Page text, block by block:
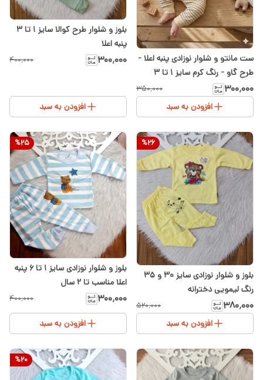
ست مانتو و شلوار نوزادی پنبه اعلا -
طرح گاو - رنگ کرم سایز ۱ تا ۳
۳۰۰٬۰۰۰ ۳۵۰٬۰۰۰
افزودن به سبد
بلوز و شلوار طرح کوالا سایز ۱ تا ۳
پنبه اعلا
۳۰۰٬۰۰۰ ۴۰۰٬۰۰۰
افزودن به سبد
%26
بلوز و شلوار نوزادی سایز ۳۰ و ۳۵
رنگ لیمویی دخترانه
۳۸۰٬۰۰۰ ۵۲۰٬۰۰۰
افزودن به سبد
%25
بلوز و شلوار نوزادی سایز ۱ تا ۶ پنبه
اعلا مناسب تا ۲ سال
۳۰۰٬۰۰۰ ۴۰۰٬۰۰۰
افزودن به سبد
%20